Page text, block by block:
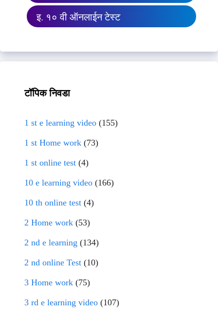
इ. १० वी ऑनलाईन टेस्ट
टॉपिक निवडा
1 st e learning video (155)
1 st Home work (73)
1 st online test (4)
10 e learning video (166)
10 th online test (4)
2 Home work (53)
2 nd e learning (134)
2 nd online Test (10)
3 Home work (75)
3 rd e learning video (107)